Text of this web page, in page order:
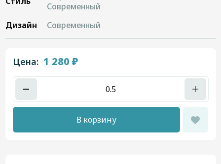
Современный
Дизайн
Современный
Цена: 1 280 ₽
В корзину